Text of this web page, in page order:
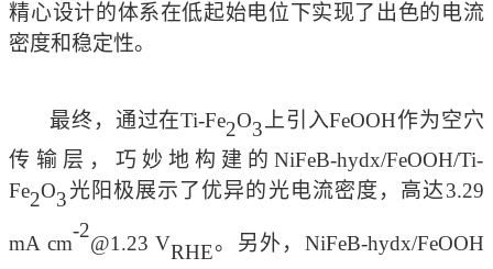
精心设计的体系在低起始电位下实现了出色的电流
密度和稳定性。
最终，通过在Ti-Fe2O3 上引入FeOOH作为空穴
传输层，巧妙地构建的NiFeB-hydx/FeOOH/Ti-
Fe2O3光阳极展示了优异的光电流密度，高达3.29
mA cm
-2
@1.23 VRHE。另外， NiFeB-hydx/FeOOH